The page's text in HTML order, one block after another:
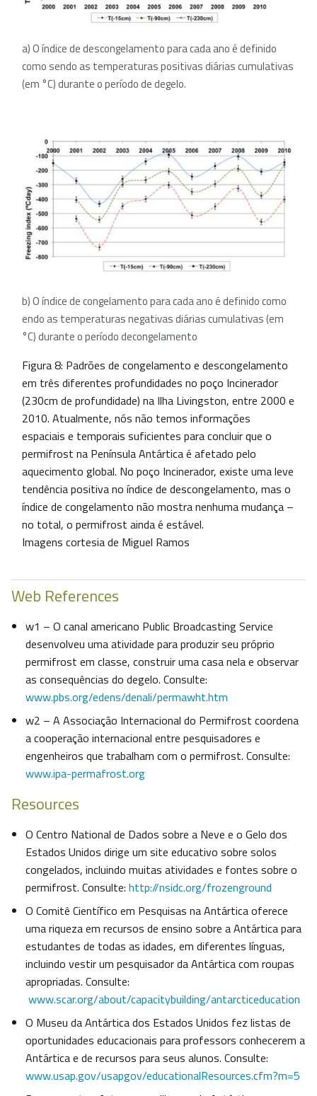
a) O índice de descongelamento para cada ano é definido
como sendo as temperaturas positivas diárias cumulativas
(em °C) durante o período de degelo.
b) O índice de congelamento para cada ano é definido como
endo as temperaturas negativas diárias cumulativas (em
°C) durante o período decongelamento
Figura 8: Padrões de congelamento e descongelamento
em três diferentes profundidades no poço Incinerador
(230cm de profundidade) na Ilha Livingston, entre 2000 e
2010. Atualmente, nós não temos informações
espaciais e temporais suficientes para concluir que o
permifrost na Península Antártica é afetado pelo
aquecimento global. No poço Incinerador, existe uma leve
tendência positiva no índice de descongelamento, mas o
índice de congelamento não mostra nenhuma mudança –
no total, o permifrost ainda é estável.
Imagens cortesia de Miguel Ramos
Web References
w1 – O canal americano Public Broadcasting Service
desenvolveu uma atividade para produzir seu próprio
permifrost em classe, construir uma casa nela e observar
as consequências do degelo. Consulte:
www.pbs.org/edens/denali/permawht.htm
w2 – A Associação Internacional do Permifrost coordena
a cooperação internacional entre pesquisadores e
engenheiros que trabalham com o permifrost. Consulte:
www.ipa-permafrost.org
Resources
O Centro National de Dados sobre a Neve e o Gelo dos
Estados Unidos dirige um site educativo sobre solos
congelados, incluindo muitas atividades e fontes sobre o
permifrost. Consulte: http://nsidc.org/frozenground
O Comitê Científico em Pesquisas na Antártica oferece
uma riqueza em recursos de ensino sobre a Antártica para
estudantes de todas as idades, em diferentes línguas,
incluindo vestir um pesquisador da Antártica com roupas
apropriadas. Consulte:
www.scar.org/about/capacitybuilding/antarcticeducation
O Museu da Antártica dos Estados Unidos fez listas de
oportunidades educacionais para professors conhecerem a
Antártica e de recursos para seus alunos. Consulte:
www.usap.gov/usapgov/educationalResources.cfm?m=5